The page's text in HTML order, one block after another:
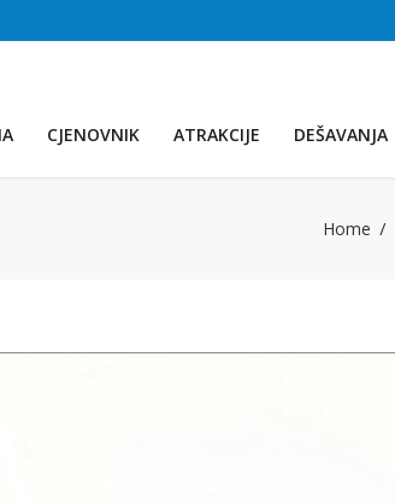
CJENOVNIK ATRAKCIJE DEŠAVANJA
Home